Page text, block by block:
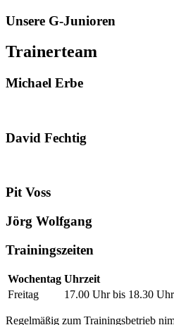
Unsere G-Junioren
Trainerteam
Michael Erbe
David Fechtig
Pit Voss
Jörg Wolfgang
Trainingszeiten
Wochentag Uhrzeit
Freitag
17.00 Uhr bis 18.30 Uhr
Regelmäßig zum Trainingsbetrieb